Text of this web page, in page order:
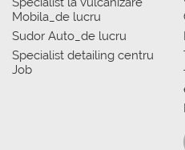
Mobila_de lucru
Sudor Auto_de lucru
Specialist detailing centru
Job